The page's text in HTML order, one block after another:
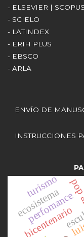
- ELSEVIER | SCOPUS
- SCIELO
- LATINDEX
- ERIH PLUS
- EBSCO
- ARLA
ENVÍO DE
INSTRUCCIONES
bicentenario
perfomance
ecosistema
turismo